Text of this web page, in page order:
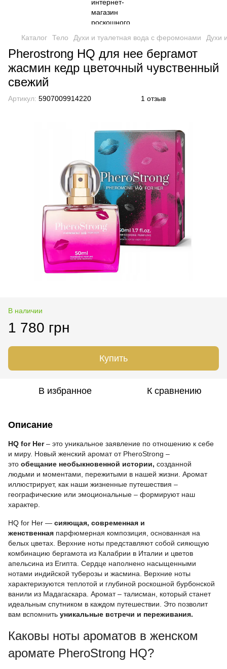
Каталог Тело Духи и туалетная вода с феромонами Духи
Pherostrong HQ для нее бергамот
жасмин кедр цветочный чувственный
свежий
Артикул: 5907009914220 1 отзыв
В наличии
1 780 грн
Купить
В избранное К сравнению
Описание
HQ for Her– это уникальное заявление по отношению к себе
и миру. Новый женский аромат от PheroStrong –
это обещание необыкновенной истории, созданной
людьми и моментами, пережитыми в нашей жизни. Аромат
иллюстрирует, как наши жизненные путешествия –
географические или эмоциональные – формируют наш
характер.
HQ for Her — сияющая, современная и
женственная парфюмерная композиция, основанная на
белых цветах. Верхние ноты представляют собой сияющую
комбинацию бергамота из Калабрии в Италии и цветов
апельсина из Египта. Сердце наполнено насыщенными
нотами индийской туберозы и жасмина. Верхние ноты
характеризуются теплотой и глубиной роскошной бурбонской
ванили из Мадагаскара. Аромат – талисман, который станет
идеальным спутником в каждом путешествии. Это позволит
вам вспомнить уникальные встречи и переживания.
Каковы ноты ароматов в женском
аромате PheroStrong HQ?